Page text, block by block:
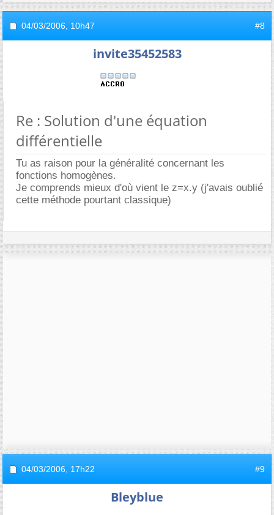
04/03/2006, 10h47 #8
invite35452583
Re : Solution d'une équation
différentielle
Tu as raison pour la généralité concernant les
fonctions homogènes.
Je comprends mieux d'où vient le z=x.y (j'avais oublié
cette méthode pourtant classique)
04/03/2006, 17h22 #9
Bleyblue